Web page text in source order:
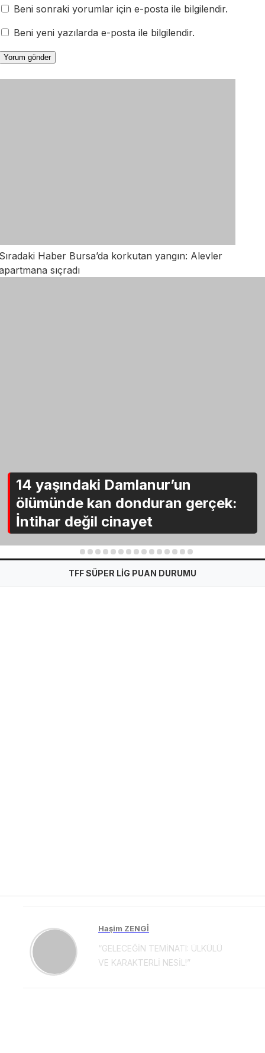
Beni sonraki yorumlar için e-posta ile bilgilendir.
Beni yeni yazılarda e-posta ile bilgilendir.
Haber Bursa’da korkutan yangın: Alevler
sıçradı
14 yaşındaki Damlanur’un
ölümünde kan donduran gerçek:
İntihar değil cinayet
2 3 4 5 6 7 8 9 10 11 12 13 14 15
TFF SÜPER LİG PUAN DURUMU
Haşim ZENGİ
“GELECEĞİN TEMİNATI: ÜLKÜLÜ
VE KARAKTERLİ NESİL!”